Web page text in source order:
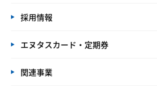
採用情報
エヌタスカード・定期券
関連事業